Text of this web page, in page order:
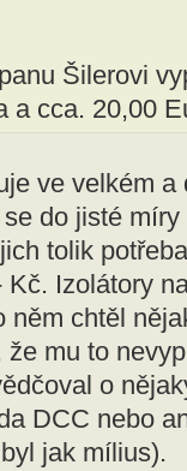
Šilerovi
a cca. 20,00
ve velkém
do jisté
tolik
Izolátory
něm chtěl
mu to
o
DCC nebo
jak mílius).